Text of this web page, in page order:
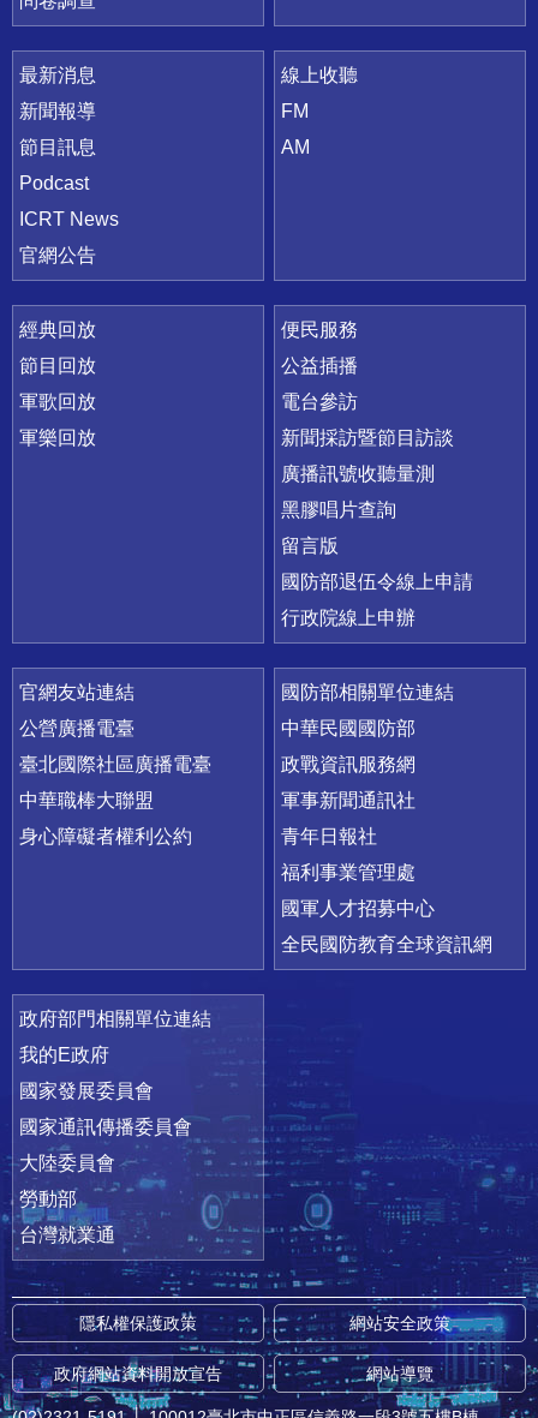
最新消息
新聞報導
節目訊息
Podcast
ICRT News
官網公告
線上收聽
FM
AM
經典回放
節目回放
軍歌回放
軍樂回放
便民服務
公益插播
電台參訪
新聞採訪暨節目訪談
廣播訊號收聽量測
黑膠唱片查詢
留言版
國防部退伍令線上申請
行政院線上申辦
官網友站連結
公營廣播電臺
臺北國際社區廣播電臺
中華職棒大聯盟
身心障礙者權利公約
國防部相關單位連結
中華民國國防部
政戰資訊服務網
軍事新聞通訊社
青年日報社
福利事業管理處
國軍人才招募中心
全民國防教育全球資訊網
政府部門相關單位連結
我的E政府
國家發展委員會
國家通訊傳播委員會
大陸委員會
勞動部
台灣就業通
隱私權保護政策 網站安全政策
政府網站資料開放宣告 網站導覽